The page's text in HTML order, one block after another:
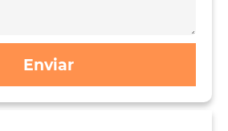
Enviar